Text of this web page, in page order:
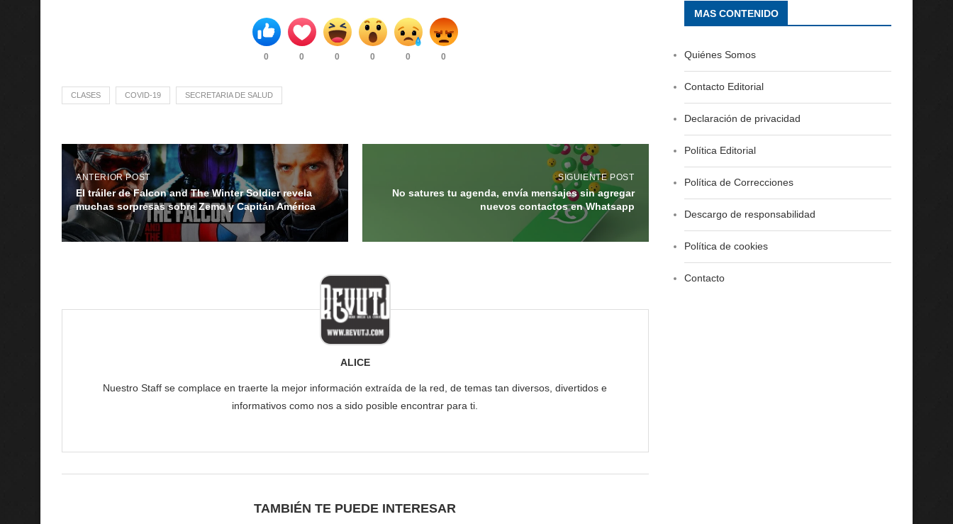
0 0 0 0 0 0
CLASES COVID-19 SECRETARIA DE SALUD
ANTERIOR POST
El tráiler de Falcon and The Winter Soldier revela
muchas sorpresas sobre Zemo y Capitán América
SIGUIENTE POST
No satures tu agenda, envía mensajes sin agregar
nuevos contactos en Whatsapp
ALICE
Nuestro Staff se complace en traerte la mejor información extraída de la red, de temas tan diversos, divertidos e
informativos como nos a sido posible encontrar para ti.
TAMBIÉN TE PUEDE INTERESAR
MAS CONTENIDO
Quiénes Somos
Contacto Editorial
Declaración de privacidad
Política Editorial
Política de Correcciones
Descargo de responsabilidad
Política de cookies
Contacto